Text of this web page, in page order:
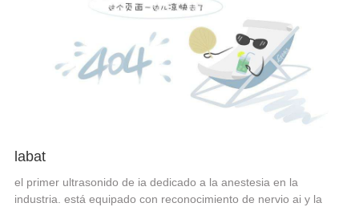
labat
el primer ultrasonido de ia dedicado a la anestesia en la
industria. está equipado con reconocimiento de nervio ai y la